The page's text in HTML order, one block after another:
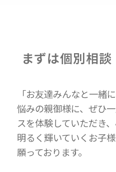
まずは個別相
「お友達みんなと一緒
悩みの親御様に、ぜひ
スを体験していただき
明るく輝いていくお子
願っております。